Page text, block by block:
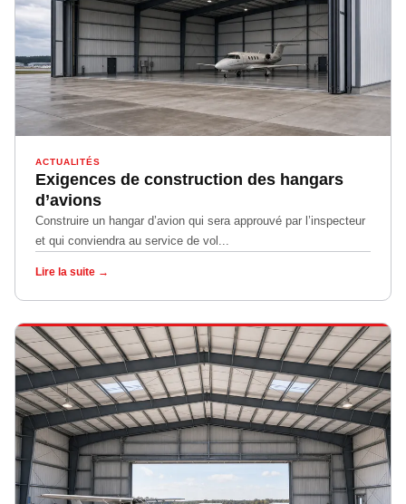
ACTUALITÉS
Exigences de construction des hangars
d’avions
Construire un hangar d’avion qui sera approuvé par l’inspecteur
et qui conviendra au service de vol...
Lire la suite →